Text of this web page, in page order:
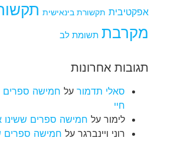
אפקטיבית תקשורת בינאישית
מקרבת תשומת לב
תגובות אחרונות
סאלי תדמור על חמישה ספרים
חיי
לימור על חמישה ספרים ששינו
רוני ויינברגר על חמישה ספרים